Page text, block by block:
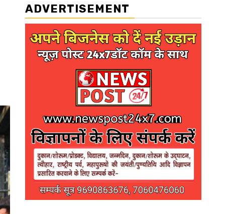
ADVERTISEMENT